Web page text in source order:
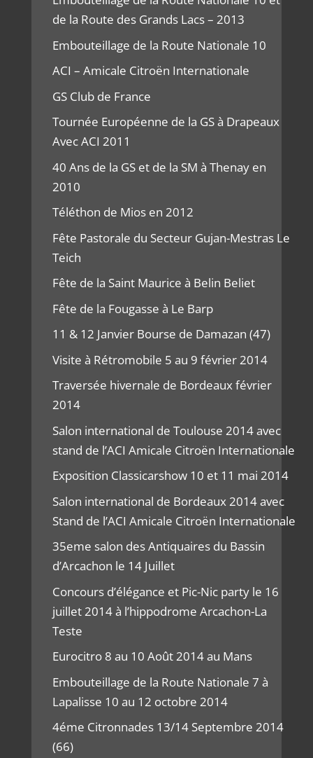
de la Route des Grands Lacs – 2013
Embouteillage de la Route Nationale 10
ACI – Amicale Citroën Internationale
GS Club de France
Tournée Européenne de la GS à Drapeaux
Avec ACI 2011
40 Ans de la GS et de la SM à Thenay en
2010
Téléthon de Mios en 2012
Fête Pastorale du Secteur Gujan-Mestras Le
Teich
Fête de la Saint Maurice à Belin Beliet
Fête de la Fougasse à Le Barp
11 & 12 Janvier Bourse de Damazan (47)
Visite à Rétromobile 5 au 9 février 2014
Traversée hivernale de Bordeaux février
2014
Salon international de Toulouse 2014 avec
stand de l’ACI Amicale Citroën Internationale
Exposition Classicarshow 10 et 11 mai 2014
Salon international de Bordeaux 2014 avec
Stand de l’ACI Amicale Citroën Internationale
35eme salon des Antiquaires du Bassin
d’Arcachon le 14 Juillet
Concours d’élégance et Pic-Nic party le 16
juillet 2014 à l’hippodrome Arcachon-La
Teste
Eurocitro 8 au 10 Août 2014 au Mans
Embouteillage de la Route Nationale 7 à
Lapalisse 10 au 12 octobre 2014
4éme Citronnades 13/14 Septembre 2014
(66)